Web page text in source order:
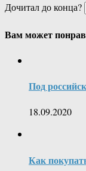
Дочитал до конца?
Вам может
Под
18.09.2020
Как